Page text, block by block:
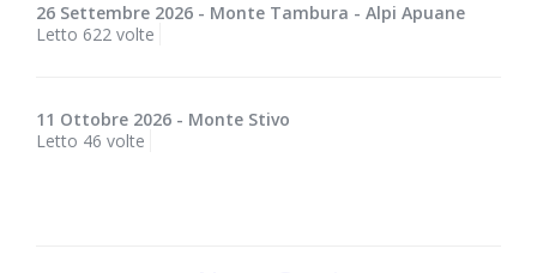
26 Settembre 2026 - Monte Tambura - Alpi Apuane
Letto 622 volte
11 Ottobre 2026 - Monte Stivo
Letto 46 volte